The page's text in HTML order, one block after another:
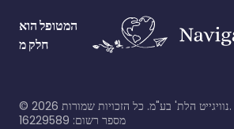
המטופל הוא
חלק מ
© 2026
נוויגייט הלת' בע"מ. כל הזכויות שמורות.
מספר רשום: 16229589